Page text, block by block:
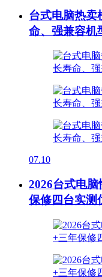
台式电脑热卖
命、强兼容机
07.10
2026台式电
保修四台实测